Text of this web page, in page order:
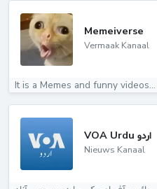
Memeiverse
Vermaak Kanaal
It is a Memes and funny videos...
VOA Urdu اردو
Nieuws Kanaal